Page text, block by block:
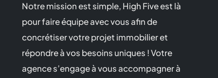
Notre mission est simple, High Five est là
pour faire équipe avec vous afin de
concrétiser votre projet immobilier et
répondre à vos besoins uniques ! Votre
agence s’engage à vous accompagner à